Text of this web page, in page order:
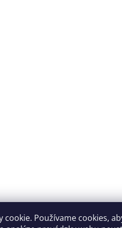
cookie. Používame cookies,